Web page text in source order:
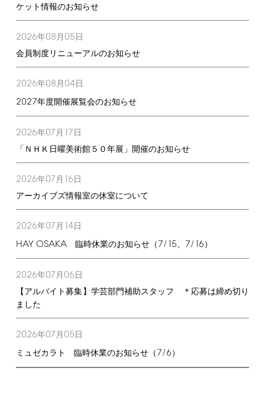
ケット情報のお知らせ
2026年08月 05日
会員制度リニューアルのお知らせ
2026年08月 04日
2027年度開催展覧会のお知らせ
2026年07月 17日
「ＮＨＫ日曜美術館５０年展」開催のお知らせ
2026年07月 16日
アーカイブズ情報室の休室について
2026年07月 14日
HAY OSAKA臨時休業のお知らせ（7/15、 7/16）
2026年07月 06日
【アルバイト募集】学芸部門補助スタッフ ＊応募は締め切り
ました
2026年07月 05日
ミュゼカラト 臨時休業のお知らせ（7/6）